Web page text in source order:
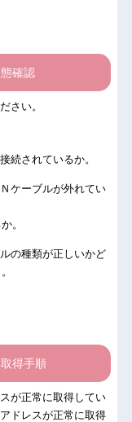
確認
さい。
続されているか。
ケーブルが外れてい
。
の種類が正しいかど
得手順
が正常に取得してい
ドレスが正常に取得